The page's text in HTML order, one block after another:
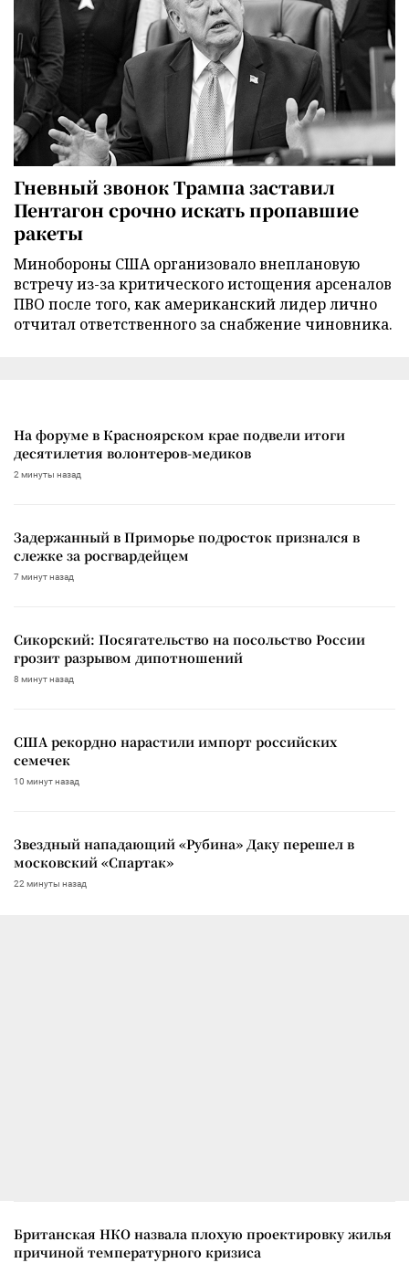
Гневный звонок Трампа заставил
Пентагон срочно искать пропавшие
ракеты
Минобороны США организовало внеплановую
встречу из-за критического истощения арсеналов
ПВО после того, как американский лидер лично
отчитал ответственного за снабжение чиновника.
На форуме в Красноярском крае подвели итоги
десятилетия волонтеров-медиков
2 минуты назад
Задержанный в Приморье подросток признался в
слежке за росгвардейцем
7 минут назад
Сикорский: Посягательство на посольство России
грозит разрывом дипотношений
8 минут назад
США рекордно нарастили импорт российских
семечек
10 минут назад
Звездный нападающий «Рубина» Даку перешел в
московский «Спартак»
22 минуты назад
Британская НКО назвала плохую проектировку жилья
причиной температурного кризиса